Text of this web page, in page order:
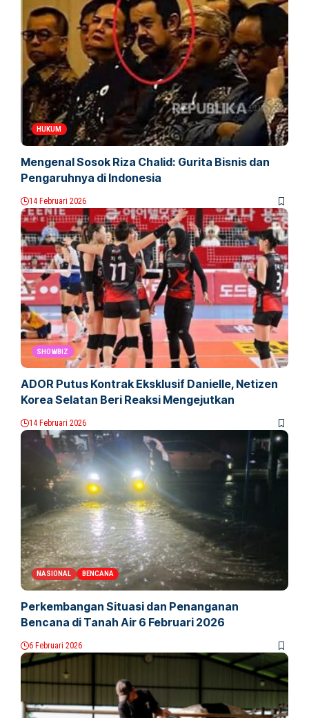
HUKUM
Mengenal Sosok Riza Chalid: Gurita Bisnis dan
Pengaruhnya di Indonesia
14 Februari 2026
SHOWBIZ
ADOR Putus Kontrak Eksklusif Danielle, Netizen
Korea Selatan Beri Reaksi Mengejutkan
14 Februari 2026
NASIONAL BENCANA
Perkembangan Situasi dan Penanganan
Bencana di Tanah Air 6 Februari 2026
6 Februari 2026